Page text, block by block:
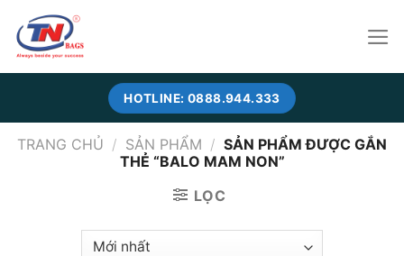
content
HOTLINE: 0888.944.333
TRANG CHỦ / SẢN PHẨM / SẢN PHẨM ĐƯỢC GẮN
THẺ “BALO MAM NON”
LỌC